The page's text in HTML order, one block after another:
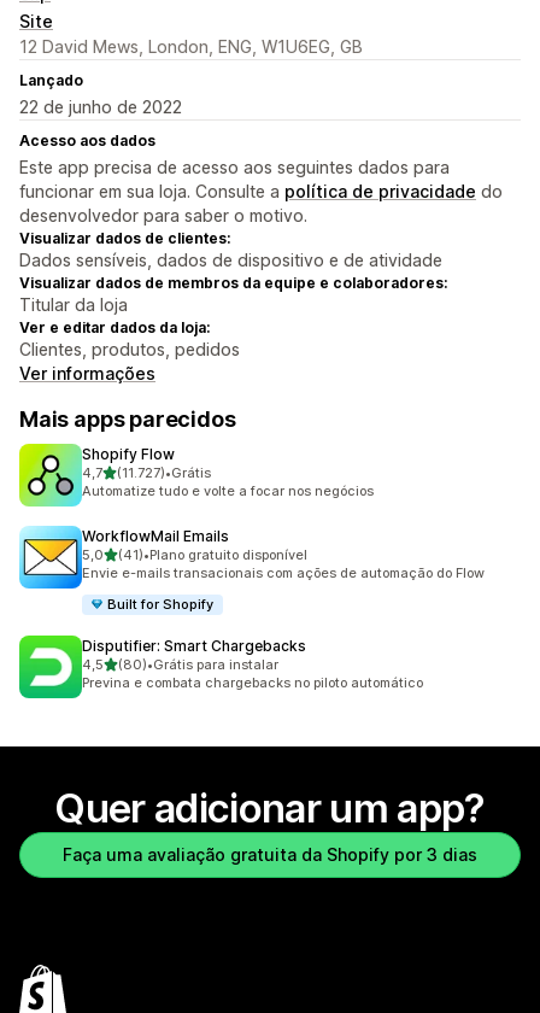
Site
12 David Mews, London, ENG, W1U6EG, GB
Lançado
22 de junho de 2022
Acesso aos dados
Este app precisa de acesso aos seguintes dados para
funcionar em sua loja. Consulte a política de privacidade do
desenvolvedor para saber o motivo.
Visualizar dados de clientes:
Dados sensíveis, dados de dispositivo e de atividade
Visualizar dados de membros da equipe e colaboradores:
Titular da loja
Ver e editar dados da loja:
Clientes, produtos, pedidos
Ver informações
Mais apps parecidos
Shopify Flow
4,7de 5 estrelas
(11.727)
11727 avaliações ao todo
•Grátis
Automatize tudo e volte a focar nos negócios
WorkflowMail Emails
5,0de 5 estrelas
(41)
41 avaliações ao todo
•Plano gratuito disponível
Envie e-mails transacionais com ações de automação do Flow
Built for Shopify
Disputifier: Smart Chargebacks
4,5de 5 estrelas
(80)
80 avaliações ao todo
•Grátis para instalar
Previna e combata chargebacks no piloto automático
Quer adicionar um app?
Faça uma avaliação gratuita da Shopify por 3 dias